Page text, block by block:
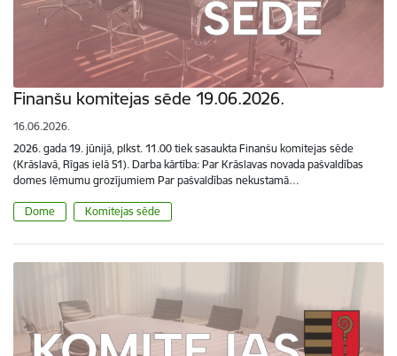
Finanšu komitejas sēde 19.06.2026.
16.06.2026.
2026. gada 19. jūnijā, plkst. 11.00 tiek sasaukta Finanšu komitejas sēde
(Krāslavā, Rīgas ielā 51). Darba kārtība: Par Krāslavas novada pašvaldības
domes lēmumu grozījumiem Par pašvaldības nekustamā…
Dome Komitejas sēde